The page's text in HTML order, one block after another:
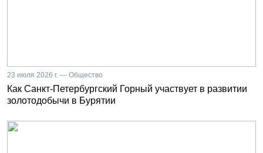
23 июля 2026 г. — Общество
Как Санкт-Петербургский Горный участвует в развитии
золотодобычи в Бурятии